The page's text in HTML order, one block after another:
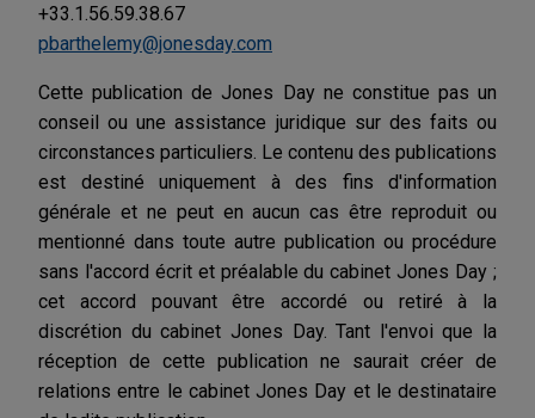
+33.1.56.59.38.67
pbarthelemy@jonesday.com
Cette publication de Jones Day ne constitue pas un
conseil ou une assistance juridique sur des faits ou
circonstances particuliers. Le contenu des publications
est destiné uniquement à des fins d'information
générale et ne peut en aucun cas être reproduit ou
mentionné dans toute autre publication ou procédure
sans l'accord écrit et préalable du cabinet Jones Day ;
cet accord pouvant être accordé ou retiré à la
discrétion du cabinet Jones Day. Tant l'envoi que la
réception de cette publication ne saurait créer de
relations entre le cabinet Jones Day et le destinataire